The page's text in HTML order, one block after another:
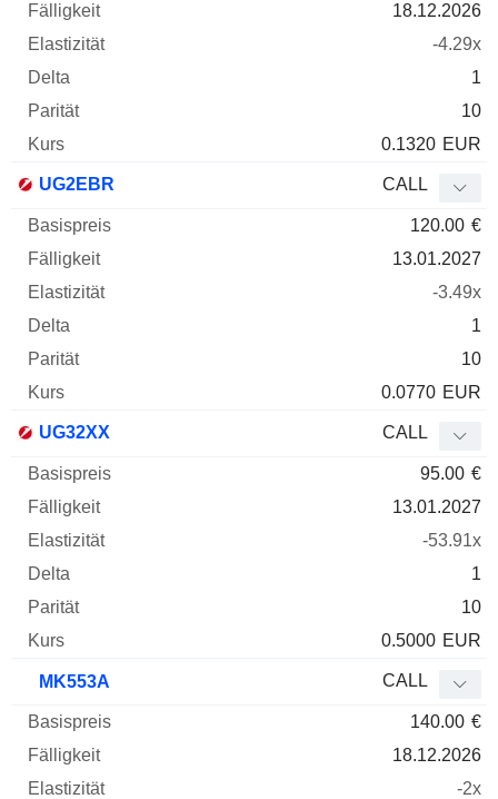
18.12.2026
-4.29x
1
10
0.1320 EUR
UG2EBR CALL
120.00 €
13.01.2027
-3.49x
1
10
0.0770 EUR
UG32XX CALL
95.00 €
13.01.2027
-53.91x
1
10
0.5000 EUR
MK553A CALL
140.00 €
18.12.2026
-2x